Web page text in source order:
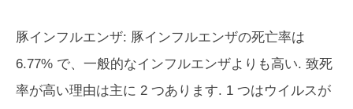
豚インフルエンザ: 豚インフルエンザの死亡率は
6.77% で、一般的なインフルエンザよりも高い. 致死
率が高い理由は主に 2 つあります. 1 つはウイルスが